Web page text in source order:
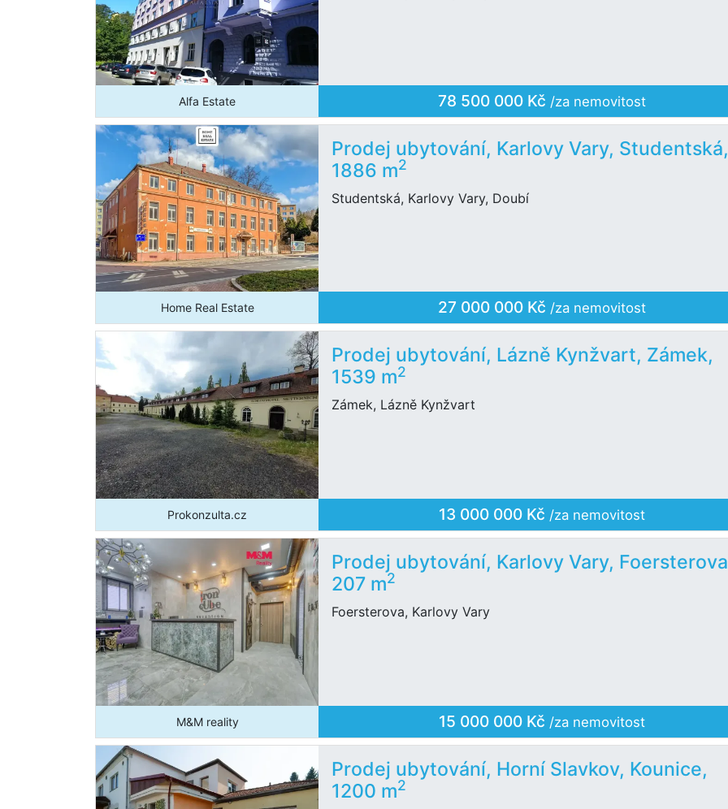
Alfa Estate 78 500 000 Kč /za nemovitost
Prodej ubytování, Karlovy Vary,
1886 m2
Studentská, Karlovy Vary, Doubí
Home Real Estate 27 000 000 Kč /za nemovitost
Prodej ubytování, Lázně Kynžvart, Zámek,
1539 m2
Zámek, Lázně Kynžvart
Prokonzulta.cz 13 000 000 Kč /za nemovitost
Prodej ubytování, Karlovy Vary,
207 m2
Foersterova, Karlovy Vary
M&M reality 15 000 000 Kč /za nemovitost
Prodej ubytování, Horní Slavkov, Kounice,
1200 m2